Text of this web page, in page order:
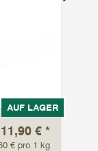
AUF LAGER
11,90 € *
€ pro 1 kg